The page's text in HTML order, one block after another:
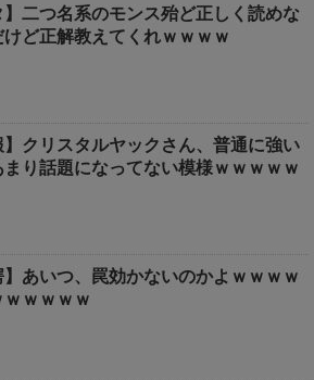
】二つ名系のモンス殆ど正しく読めな
けど正解教えてくれｗｗｗｗ
】クリスタルヤックさん、普通に強い
まり話題になってない模様ｗｗｗｗｗ
】あいつ、罠効かないのかよｗｗｗｗ
ｗｗｗｗｗ